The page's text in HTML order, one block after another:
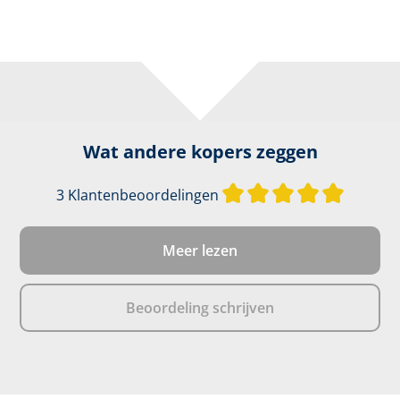
Wat andere kopers zeggen
3 Klantenbeoordelingen
Meer lezen
Beoordeling schrijven